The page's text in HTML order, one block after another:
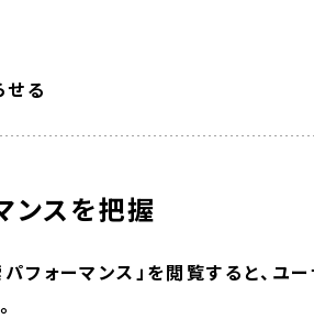
せる
ンスを把握
フォーマンス」を閲覧すると、